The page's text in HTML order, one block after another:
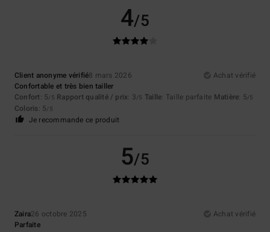
4/5
Client anonyme vérifié8 mars 2026
Achat vérifié
Confortable et très bien tailler
Confort: 5/5 Rapport qualité / prix: 3/5 Taille: Taille parfaite Matière: 5/5
Coloris: 5/5
Je recommande ce produit
5/5
Zaira26 octobre 2025
Achat vérifié
Parfaite